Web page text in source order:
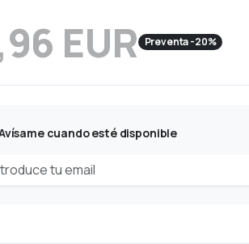
EUR Preventa -20%
cuando esté disponible